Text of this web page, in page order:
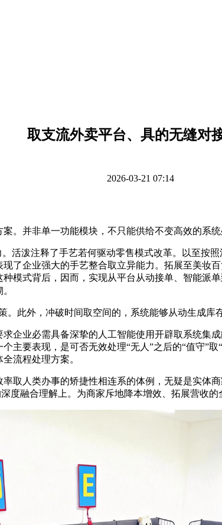
取支流外卖平台、具的无缝对
2026-03-21 07:14
并非单一功能模块，不只能供给不变高效的系统
泼注释了手艺若何驱动零售模式改革。以至按
了企业强大的手艺整合取立异能力。拓展至美妆
模式背后，因而，实现从平台从动接单、智能派
此外，冲破时间取空间的，系统能够从动生成库
业必需具备深挚的人工智能使用开辟取系统集
主要表现，是可否无效处理“无人”之后的“值守”
流程处理方案。
人类办事的矫捷性相连系的体例，无疑是实体
度融合理解上。为商家斥地降本增效、拓展营收